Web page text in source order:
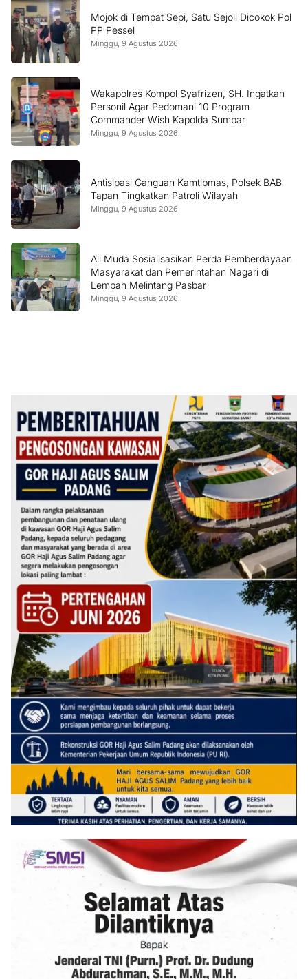
Mojok di Tempat Sepi, Satu Sejoli Dicokok Pol
PP Pessel
Minggu, 9 Agustus 2026
Wakapolres Kompol Syafrizen, SH. Ingatkan
Personil Agar Pedomani 10 Program
Commander Wish Kapolda Sumbar
Minggu, 9 Agustus 2026
Antisipasi Ganguan Kamtibmas, Polsek BAB
Tapan Tingkatkan Patroli Wilayah
Minggu, 9 Agustus 2026
Ali Muda Sosialisasikan Perda Pemberdayaan
Masyarakat dan Pemerintahan Nagari di
Lembah Melintang Pasbar
Minggu, 9 Agustus 2026